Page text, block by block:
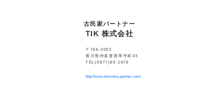
古民家パートナー
TIK 株式会社
〒766-0002
香川県仲多度郡琴平町45
TEL(0877)89-1676
http://www.kominka-partner.com/